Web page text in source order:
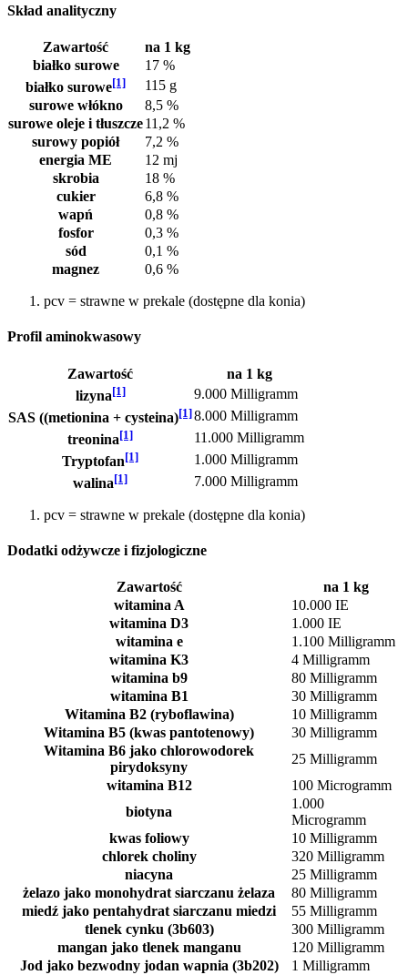
Skład analityczny
Zawartość
na 1 kg
białko surowe
17 %
białko surowe[1]
115 g
surowe włókno
8,5 %
surowe oleje i tłuszcze11,2 %
surowy popiół
7,2 %
energia ME
12 mj
skrobia
18 %
cukier
6,8 %
wapń
0,8 %
fosfor
0,3 %
sód
0,1 %
magnez
0,6 %
pcv = strawne w prekale (dostępne dla konia)
Profil aminokwasowy
Zawartość
na 1 kg
lizyna[1]
9.000 Milligramm
SAS ((metionina + cysteina)[1]8.000 Milligramm
treonina[1]
11.000 Milligramm
Tryptofan[1]
1.000 Milligramm
walina[1] 7.000 Milligramm
pcv = strawne w prekale (dostępne dla konia)
Dodatki odżywcze i fizjologiczne
Zawartość
na 1 kg
witamina A
10.000 IE
witamina D3
1.000 IE
witamina e
1.100 Milligramm
witamina K3
4 Milligramm
witamina b9
80 Milligramm
witamina B1
30 Milligramm
Witamina B2 (ryboflawina)
10 Milligramm
Witamina B5 (kwas pantotenowy)
30 Milligramm
Witamina B6 jako chlorowodorek
pirydoksyny
25 Milligramm
witamina B12
100 Microgramm
biotyna
1.000
Microgramm
kwas foliowy
10 Milligramm
chlorek choliny
320 Milligramm
niacyna
25 Milligramm
żelazo jako monohydrat siarczanu żelaza
80 Milligramm
miedź jako pentahydrat siarczanu miedzi
55 Milligramm
tlenek cynku (3b603)
300 Milligramm
mangan jako tlenek manganu
120 Milligramm
Jod jako bezwodny jodan wapnia (3b202)
1 Milligramm